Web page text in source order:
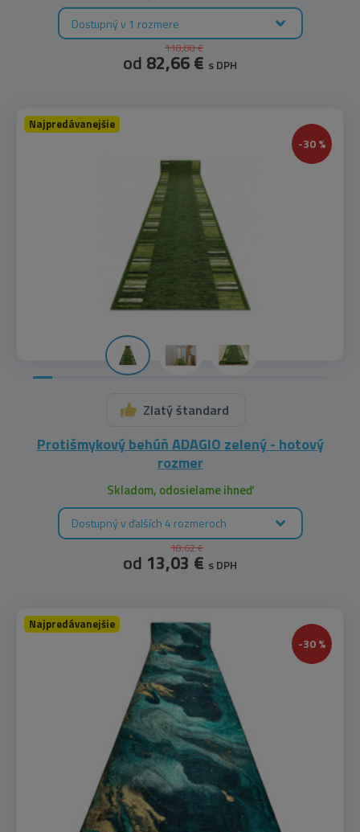
Dostupný v 1 rozmere
118,08 €
od 82,66 € s DPH
-30 %
Najpredávanejšie
Zlatý štandard
Protišmykový behúň ADAGIO zelený - hotový
rozmer
Skladom, odosielame ihneď
Dostupný v ďalších 4 rozmeroch
18,62 €
od 13,03 € s DPH
-30 %
Najpredávanejšie